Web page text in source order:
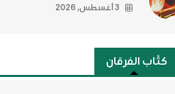
3 أغسطس, 2026
كتَّاب الفرقان